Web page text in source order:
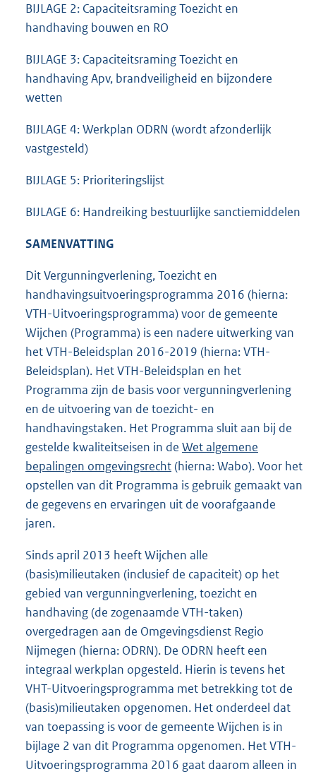
BIJLAGE 2: Capaciteitsraming Toezicht en
handhaving bouwen en RO
BIJLAGE 3: Capaciteitsraming Toezicht en
handhaving Apv, brandveiligheid en bijzondere
wetten
BIJLAGE 4: Werkplan ODRN (wordt afzonderlijk
vastgesteld)
BIJLAGE 5: Prioriteringslijst
BIJLAGE 6: Handreiking bestuurlijke sanctiemiddelen
SAMENVATTING
Dit Vergunningverlening, Toezicht en
handhavingsuitvoeringsprogramma 2016 (hierna:
VTH-Uitvoeringsprogramma) voor de gemeente
Wijchen (Programma) is een nadere uitwerking van
het VTH-Beleidsplan 2016-2019 (hierna: VTH-
Beleidsplan). Het VTH-Beleidsplan en het
Programma zijn de basis voor vergunningverlening
en de uitvoering van de toezicht- en
handhavingstaken. Het Programma sluit aan bij de
gestelde kwaliteitseisen in de Wet algemene
bepalingen omgevingsrecht(hierna: Wabo). Voor het
opstellen van dit Programma is gebruik gemaakt van
de gegevens en ervaringen uit de voorafgaande
jaren.
Sinds april 2013 heeft Wijchen alle
(basis)milieutaken (inclusief de capaciteit) op het
gebied van vergunningverlening, toezicht en
handhaving (de zogenaamde VTH-taken)
overgedragen aan de Omgevingsdienst Regio
Nijmegen (hierna: ODRN). De ODRN heeft een
integraal werkplan opgesteld. Hierin is tevens het
VHT-Uitvoeringsprogramma met betrekking tot de
(basis)milieutaken opgenomen. Het onderdeel dat
van toepassing is voor de gemeente Wijchen is in
bijlage 2 van dit Programma opgenomen. Het VTH-
Uitvoeringsprogramma 2016 gaat daarom alleen in